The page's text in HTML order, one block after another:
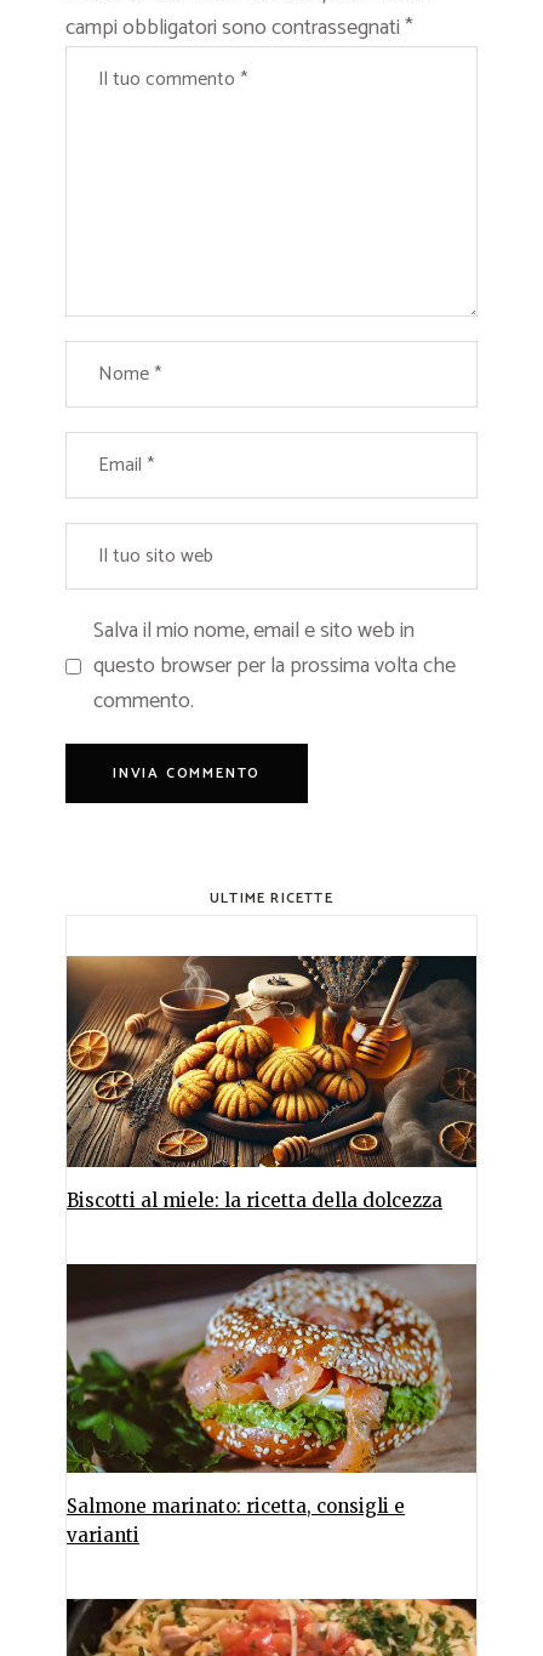
campi obbligatori sono contrassegnati*
Salva il mio nome, email e sito web in
questo browser per la prossima volta che
commento.
ULTIME RICETTE
Biscotti al miele: la ricetta della dolcezza
Salmone marinato: ricetta, consigli e
varianti